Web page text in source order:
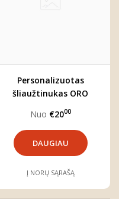
Personalizuotas
šliaužtinukas ORO
Nuo €2000
DAUGIAU
Į NORŲ SĄRAŠĄ